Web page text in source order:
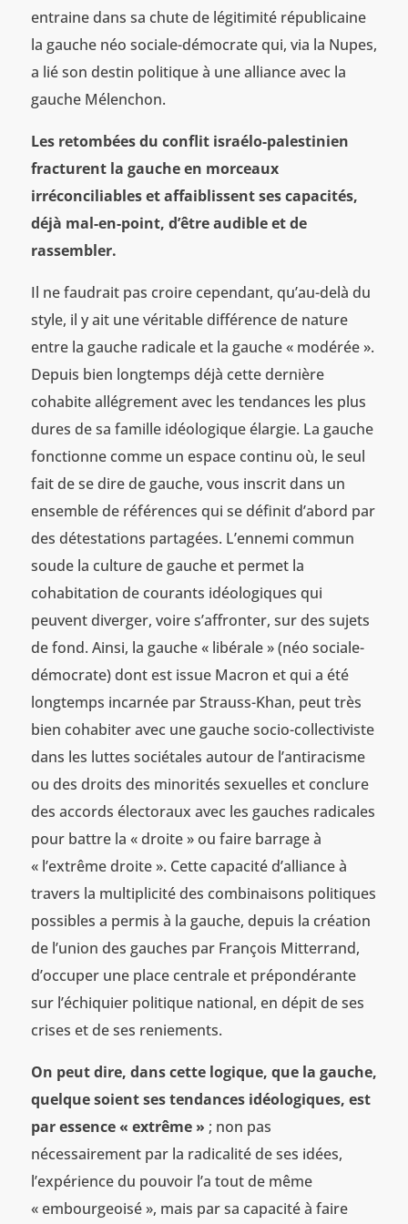
entraine dans sa chute de légitimité républicaine
la gauche néo sociale-démocrate qui, via la Nupes,
a lié son destin politique à une alliance avec la
gauche Mélenchon.
Les retombées du conflit israélo-palestinien
fracturent la gauche en morceaux
irréconciliables et affaiblissent ses capacités,
déjà mal-en-point, d’être audible et de
rassembler.
Il ne faudrait pas croire cependant, qu’au-delà du
style, il y ait une véritable différence de nature
entre la gauche radicale et la gauche « modérée ».
Depuis bien longtemps déjà cette dernière
cohabite allégrement avec les tendances les plus
dures de sa famille idéologique élargie. La gauche
fonctionne comme un espace continu où, le seul
fait de se dire de gauche, vous inscrit dans un
ensemble de références qui se définit d’abord par
des détestations partagées. L’ennemi commun
soude la culture de gauche et permet la
cohabitation de courants idéologiques qui
peuvent diverger, voire s’affronter, sur des sujets
de fond. Ainsi, la gauche « libérale » (néo sociale-
démocrate) dont est issue Macron et qui a été
longtemps incarnée par Strauss-Khan, peut très
bien cohabiter avec une gauche socio-collectiviste
dans les luttes sociétales autour de l’antiracisme
ou des droits des minorités sexuelles et conclure
des accords électoraux avec les gauches radicales
pour battre la « droite » ou faire barrage à
« l’extrême droite ». Cette capacité d’alliance à
travers la multiplicité des combinaisons politiques
possibles a permis à la gauche, depuis la création
de l’union des gauches par François Mitterrand,
d’occuper une place centrale et prépondérante
sur l’échiquier politique national, en dépit de ses
crises et de ses reniements.
On peut dire, dans cette logique, que la gauche,
quelque soient ses tendances idéologiques, est
par essence « extrême » ; non pas
nécessairement par la radicalité de ses idées,
l’expérience du pouvoir l’a tout de même
« embourgeoisé », mais par sa capacité à faire